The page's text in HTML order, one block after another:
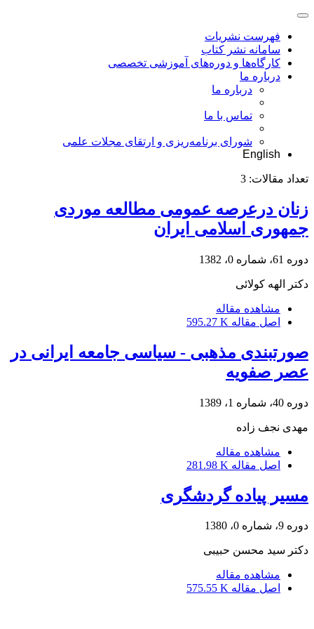
فهرست نشریات
سامانه نشر کتاب
کارگاه‌ها و دوره‌های آموزشی تخصصی
درباره ما
درباره ما
تماس با ما
شورای برنامه‌ریزی و ارتقای مجلات علمی
English
تعداد مقالات: 3
زنان درعرصه عمومی مطالعه موردی
جمهوری اسلامی ایران
دوره 61، شماره 0، 1382
دکتر الهه کولائی
مشاهده مقاله
اصل مقاله 595.27 K
صورتبندی مذهبی - سیاسی جامعه ایرانی در
عصر صفویه
دوره 40، شماره 1، 1389
مهدی نجف زاده
مشاهده مقاله
اصل مقاله 281.98 K
مسیر پیاده گردشگری
دوره 9، شماره 0، 1380
دکتر سید محسن حبیبی
مشاهده مقاله
اصل مقاله 575.55 K